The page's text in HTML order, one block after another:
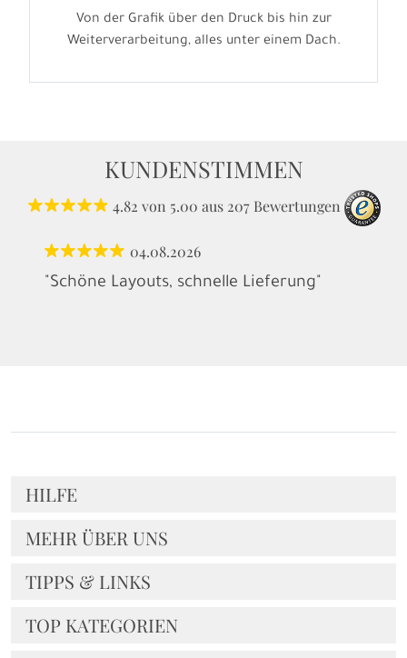
Von der Grafik über den Druck bis hin zur
Weiterverarbeitung, alles unter einem Dach.
KUNDENSTIMMEN
4.82 von 5.00 aus 207 Bewertungen
04.08.2026
"Schöne Layouts, schnelle Lieferung"
HILFE
MEHR ÜBER UNS
TIPPS & LINKS
TOP KATEGORIEN